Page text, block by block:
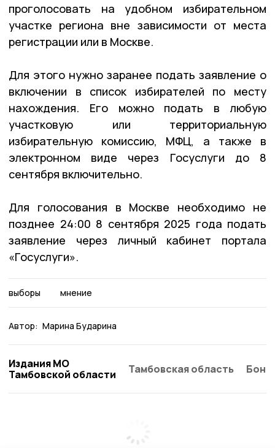
проголосовать на удобном избирательном
участке региона вне зависимости от места
регистрации или в Москве.
Для этого нужно заранее подать заявление о
включении в список избирателей по месту
нахождения. Его можно подать в любую
участковую или территориальную
избирательную комиссию, МФЦ, а также в
электронном виде через Госуслуги до 8
сентября включительно.
Для голосования в Москве необходимо не
позднее 24:00 8 сентября 2025 года подать
заявление через личный кабинет портала
«Госуслуги».
выборы мнение
Автор: Марина Бударина
Издания МО
Тамбовской области
Тамбовская область